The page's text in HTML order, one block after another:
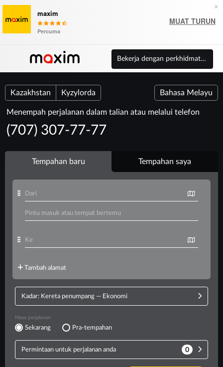
×
maxim
Percuma
MUAT TURUN
Bekerja dengan perkhidmatan
Kazakhstan Kyzylorda Bahasa Melayu
Menempah perjalanan dalam talian atau melalui telefon
(707) 307-77-77